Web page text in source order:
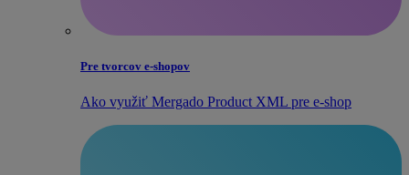
Pre tvorcov e‑shopov
Ako využiť Mergado Product XML pre e‑shop